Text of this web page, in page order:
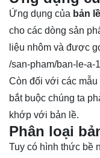
Ứng dụng của bản lề
cho các dòng sản
liệu nhôm và được
/san-pham/ban-le-a-
Còn đối với các
bắt buộc chúng ta
khớp với bản lề.
Phân loại
Tuy có hình thức bề